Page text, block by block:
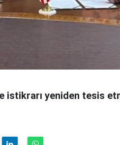
istikrarı yeniden tesis